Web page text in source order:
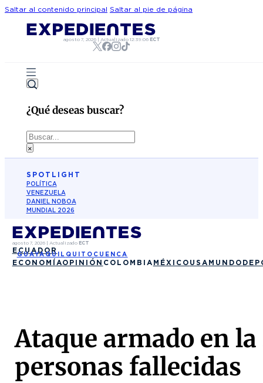
Saltar al contenido principal Saltar al pie de página
agosto 7, 2026| Actualizado 12:39:06 ECT
¿Qué deseas buscar?
Buscar
×
SPOTLIGHT
POLÍTICA
VENEZUELA
DANIEL NOBOA
MUNDIAL 2026
agosto 7, 2026| Actualizado ECT
ECUADOR
GUAYAQUIL QUITO CUENCA
ECONOMÍAOPINIÓN COLOMBIA MÉXICO USA MUNDO
Ataque armado en
personas fallecidas